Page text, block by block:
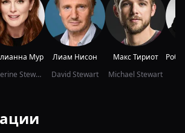
Мур
Catherine Stewart
Лиам Нисон
David Stewart
Макс Тириот
Michael Stewart